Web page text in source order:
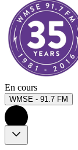
En cours
WMSE - 91.7 FM